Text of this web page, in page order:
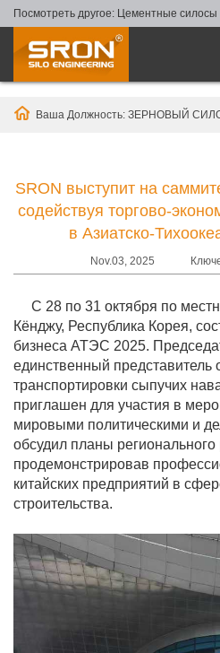
Посмотреть другое: Цементные силосы
Ваша Должность: ЗЕРНОВЫЙ
SRON выступит на
содействуя торгово-
в Азиатско-
Nov.03, 2025
С 28 по 31 октября по
Кёнджу, Республика Корея,
бизнеса АТЭС 2025.
единственный представитель
транспортировки сыпучих
приглашен для участия в
мировыми политическими и
обсудил планы регионального
продемонстрировав
китайских предприятий в
строительства.